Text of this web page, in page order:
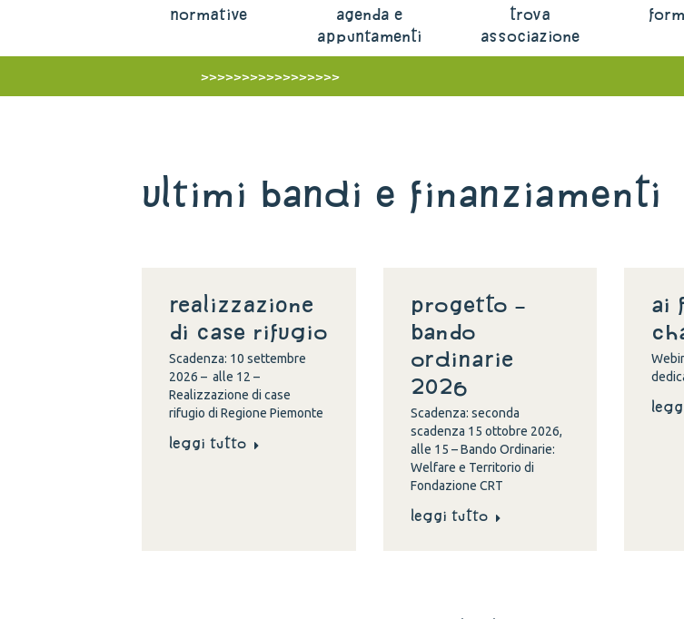
normative
agenda e
appuntamenti
trova
associazione
>>>>>>>>>>>>>>>>>
Ultimi bandi e finanziamenti
Realizzazione
di case rifugio
Scadenza: 10 settembre
2026 – alle 12 –
Realizzazione di case
rifugio di Regione Piemonte
Leggi tutto
Progetto –
Bando
Ordinarie
2026
Scadenza: seconda
scadenza 15 ottobre 2026,
alle 15 – Bando Ordinarie:
Welfare e Territorio di
Fondazione CRT
Leggi tutto
Ai